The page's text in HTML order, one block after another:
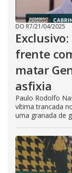
DO R7/21/04/2025
frente
matar
asfixia
Paulo Rodolfo
vítima trancada
uma granada de